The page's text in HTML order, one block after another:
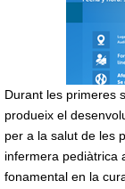
Durant les primeres
produeix el
per a la salut de les
infermera pediàtrica
fonamental en la